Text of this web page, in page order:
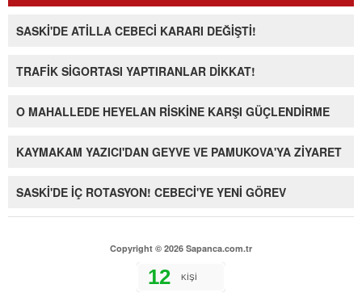
SASKİ'DE ATİLLA CEBECİ KARARI DEĞİŞTİ!
TRAFİK SİGORTASI YAPTIRANLAR DİKKAT!
O MAHALLEDE HEYELAN RİSKİNE KARŞI GÜÇLENDİRME
KAYMAKAM YAZICI'DAN GEYVE VE PAMUKOVA'YA ZİYARET
SASKİ'DE İÇ ROTASYON! CEBECİ'YE YENİ GÖREV
Copyright © 2026 Sapanca.com.tr